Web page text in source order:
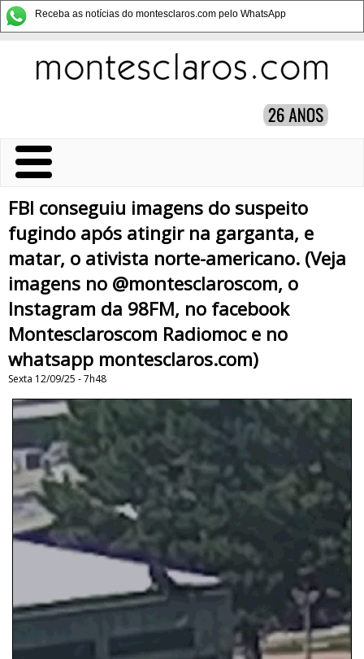
Receba as notícias do montesclaros.com pelo WhatsApp
FBI conseguiu imagens do suspeito
fugindo após atingir na garganta, e
matar, o ativista norte-americano. (Veja
imagens no @montesclaroscom, o
Instagram da 98FM, no facebook
Montesclaroscom Radiomoc e no
whatsapp montesclaros.com)
Sexta 12/09/25 - 7h48